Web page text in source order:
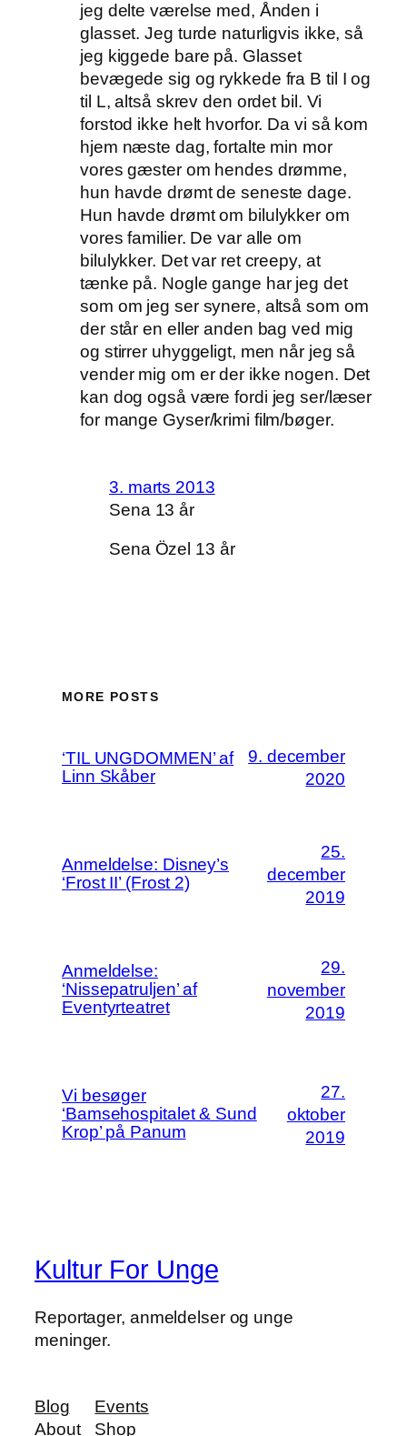
jeg delte værelse med, Ånden i
glasset. Jeg turde naturligvis ikke, så
jeg kiggede bare på. Glasset
bevægede sig og rykkede fra B til I og
til L, altså skrev den ordet bil. Vi
forstod ikke helt hvorfor. Da vi så kom
hjem næste dag, fortalte min mor
vores gæster om hendes drømme,
hun havde drømt de seneste dage.
Hun havde drømt om bilulykker om
vores familier. De var alle om
bilulykker. Det var ret creepy, at
tænke på. Nogle gange har jeg det
som om jeg ser synere, altså som om
der står en eller anden bag ved mig
og stirrer uhyggeligt, men når jeg så
vender mig om er der ikke nogen. Det
kan dog også være fordi jeg ser/læser
for mange Gyser/krimi film/bøger.
3. marts 2013
Sena 13 år
Sena Özel 13 år
MORE POSTS
‘TIL UNGDOMMEN’ af
Linn Skåber
9. december
2020
Anmeldelse: Disney’s
‘Frost II’ (Frost 2)
25.
december
2019
Anmeldelse:
‘Nissepatruljen’ af
Eventyrteatret
29.
november
2019
Vi besøger
‘Bamsehospitalet & Sund
Krop’ på Panum
27.
oktober
2019
Kultur For Unge
Reportager, anmeldelser og unge
meninger.
Blog
About
Events
Shop